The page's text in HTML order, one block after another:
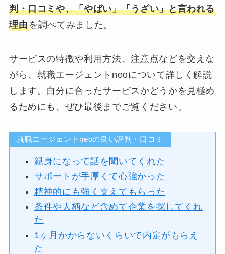
判・口コミや、「やばい」「うざい」と言われる
理由を調べてみました。
サービスの特徴や利用方法、注意点などを交えな
がら、就職エージェントneoについて詳しく解説
します。自分に合ったサービスかどうかを見極め
るためにも、ぜひ最後までご覧ください。
就職エージェントneoの良い評判・口コミ
親身になって話を聞いてくれた
サポートが手厚くて心強かった
精神的にも強く支えてもらった
条件や人柄など含めて企業を探してくれ
た
1ヶ月かからないくらいで内定がもらえ
た